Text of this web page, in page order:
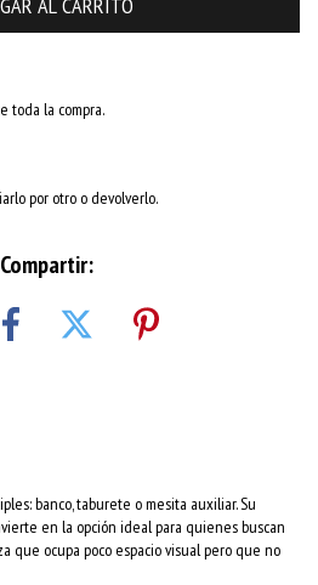
toda la compra.
por otro o devolverlo.
Compartir:
banco, taburete o mesita auxiliar. Su
en la opción ideal para quienes buscan
que ocupa poco espacio visual pero que no